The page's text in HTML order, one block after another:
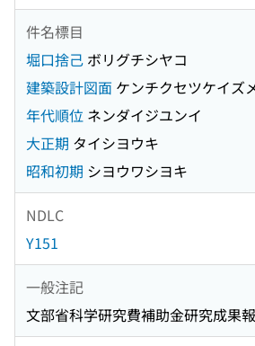
件名標目
堀口捨己 ボリグチシヤコ
建築設計図面 ケンチクセツケイズ
年代順位 ネンダイジユンイ
大正期 タイシヨウキ
昭和初期 シヨウワシヨキ
NDLC
Y151
一般注記
文部省科学研究費補助金研究成果